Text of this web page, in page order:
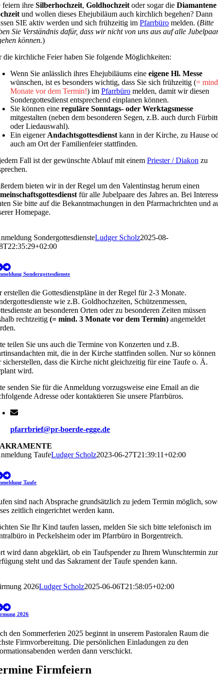
feiern ihreSilberhochzeit,Goldhochzeit oder sogar dieDiamantene
und wollen dieses Ehejubiläum auch kirchlich begehen? Dann
SIE aktiv werden und sich frühzeitig imPfarrbüro melden. (Bitte
Sie Verständnis dafür, dass wir nicht von uns aus auf alle
können.)
die kirchliche Feier haben Sie folgende Möglichkeiten:
Wenn Sie anlässlich ihres Ehejubiläums eineeigene Hl. Messe
wünschen, ist es besonders wichtig, dass Sie sich frühzeitig (=
Monate vor dem Termin!) imPfarrbüro melden, damit wir diesen
Sondergottesdienst entsprechend einplanen können.
Sie können einereguläre Sonntags- oder Werktagsmesse
mitgestalten (neben dem besonderen Segen, z.B. auch durch
oder Liedauswahl).
Ein eigener Andachtsgottesdienst kann in der Kirche, zu Hause
auch am Ort der Familienfeier stattfinden.
Fall ist der gewünschte Ablauf mit einemPriester / Diakon zu
bieten wir in der Regel um den Valentinstag herum einen
für alle Jubelpaare des Jahres an. Bei
Sie bitte auf die Bekanntmachungen in den Pfarrnachrichten und
Homepage.
SondergottesdiensteLudger Scholz2025-08-
Sondergottesdienste
erstellen die Gottesdienstpläne in der Regel für 2-3 Monate.
wie z.B. Goldhochzeiten, Schützenmessen,
an besonderen Orten oder zu besonderen Zeiten müssen
rechtzeitig (= mind. 3 Monate vor dem Termin)angemeldet
teilen Sie uns auch die Termine von Konzerten und z.B.
mit, die in der Kirche stattfinden sollen. Nur so können
sicherstellen, dass die Kirche nicht gleichzeitig für eine Taufe o. Ä.
wird.
senden Sie für die Anmeldung vorzugsweise eine Email an die
Adresse oder kontaktieren Sie unsere Pfarrbüros.
pfarrbrief@pr-boerde-egge.de
TaufeLudger Scholz2023-06-27T21:39:11+02:00
Taufe
sind nach Absprache grundsätzlich zu jedem Termin möglich,
zeitlich eingerichtet werden kann.
Sie Ihr Kind taufen lassen, melden Sie sich bitte telefonisch im
in Peckelsheim oder im Pfarrbüro in Borgentreich.
wird dann abgeklärt, ob ein Taufspender zu Ihrem Wunschtermin zur
steht und das Sakrament der Taufe spenden kann.
2026Ludger Scholz2025-06-06T21:58:05+02:00
2026
den Sommerferien 2025 beginnt in unserem Pastoralen Raum die
Firmvorbereitung. Die persönlichen Einladungen zu den
werden dann verschickt.
Firmfeiern